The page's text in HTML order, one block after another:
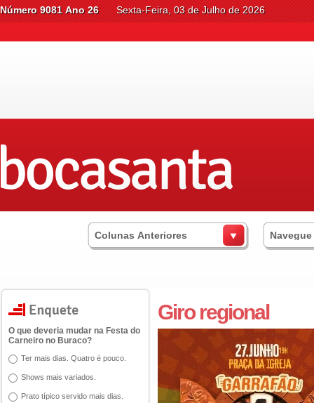
Número 9081 Ano 26 Sexta-Feira, 03 de Julho de 2026
Colunas Anteriores
O que deveria mudar na Festa do
Carneiro no Buraco?
Ter mais dias. Quatro é pouco.
Shows mais variados.
Prato típico servido mais dias.
Giro regional